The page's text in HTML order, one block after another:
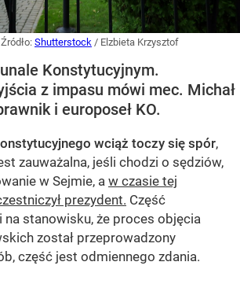
Shutterstock / Elzbieta Krzysztof
Konstytucyjnym.
z impasu mówi mec. Michał
i europoseł KO.
wciąż toczy się spór,
zauważalna, jeśli chodzi o sędziów,
w Sejmie, a w czasie tej
prezydent. Część
stanowisku, że proces objęcia
został przeprowadzony
część jest odmiennego zdania.